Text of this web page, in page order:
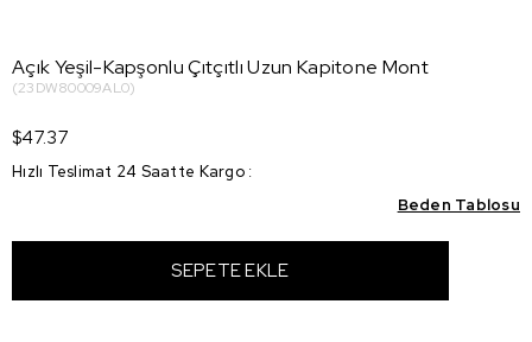
Açık Yeşil-Kapşonlu Çıtçıtlı Uzun Kapitone Mont
(23DW80009AL0)
$47.37
Hızlı Teslimat 24 Saatte Kargo :
Beden Tablosu